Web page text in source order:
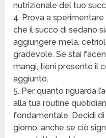
nutrizionale del tuo
4. Prova a
che il succo di sedano
aggiungere mela,
gradevole. Se stai
mangi, tieni presente il
aggiunto.
5. Per quanto riguarda
alla tua routine
fondamentale. Decidi
giorno, anche se ciò